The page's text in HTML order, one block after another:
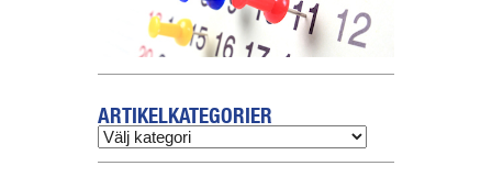
ARTIKELKATEGORIER